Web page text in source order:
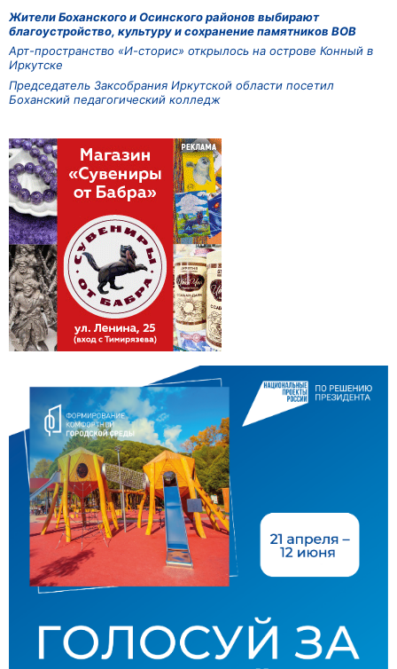
Жители Боханского и Осинского районов выбирают
благоустройство, культуру и сохранение памятников ВОВ
Арт-пространство «И-сторис» открылось на острове Конный в
Иркутске
Председатель Заксобрания Иркутской области посетил
Боханский педагогический колледж